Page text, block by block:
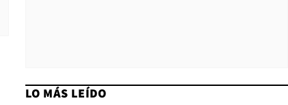
LO MÁS LEÍDO